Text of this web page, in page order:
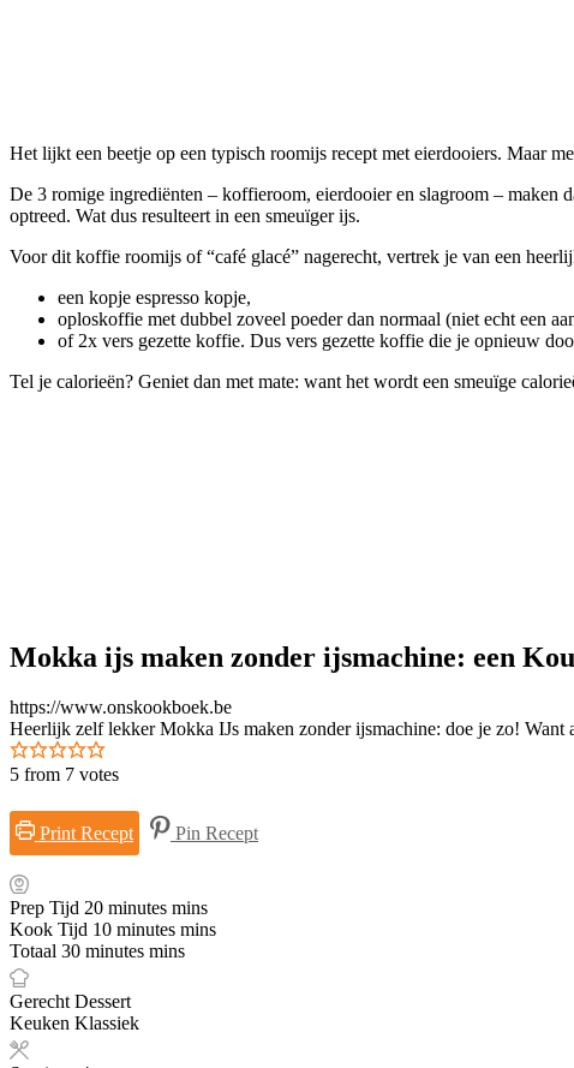
Het lijkt een beetje op een typisch roomijs recept met eierdooiers. Maar
De 3 romige ingrediënten – koffieroom, eierdooier en slagroom – maken
optreed. Wat dus resulteert in een smeuïger ijs.
Voor dit koffie roomijs of “café glacé” nagerecht, vertrek je van een
een kopje espresso kopje,
oploskoffie met dubbel zoveel poeder dan normaal (niet echt een
of 2x vers gezette koffie. Dus vers gezette koffie die je opnieuw
Tel je calorieën? Geniet dan met mate: want het wordt een smeuïge
Mokka ijs maken zonder ijsmachine: een
https://www.onskookboek.be
Heerlijk zelf lekker Mokka IJs maken zonder ijsmachine: doe je zo!
5 from 7 votes
Print Recept Pin Recept
Prep Tijd 20 minutes mins
Kook Tijd 10 minutes mins
Totaal 30 minutes mins
GerechtDessert
Keuken Klassiek